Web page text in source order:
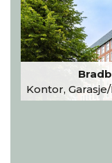
Kontor, Garasje/